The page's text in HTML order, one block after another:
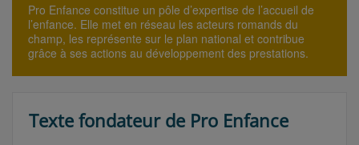
Pro Enfance constitue un pôle d’expertise de l’accueil de
l’enfance. Elle met en réseau les acteurs romands du
champ, les représente sur le plan national et contribue
grâce à ses actions au développement des prestations.
Texte fondateur de Pro Enfance